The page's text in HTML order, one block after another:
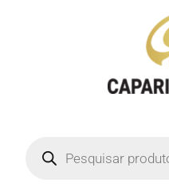
search